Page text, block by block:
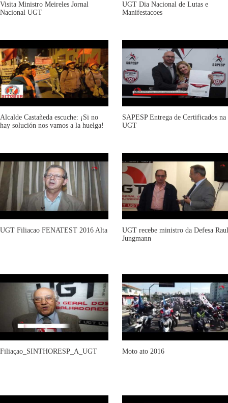
Visita Ministro Meireles Jornal
Nacional UGT
UGT Dia Nacional de Lutas e
Manifestacoes
Alcalde Castañeda escuche: ¡Si no
hay solución nos vamos a la huelga!
SAPESP Entrega de Certificados na
UGT
UGT Filiacao FENATEST 2016 Alta
UGT recebe ministro da Defesa Raul
Jungmann
Filiaçao_SINTHORESP_A_UGT Moto ato 2016